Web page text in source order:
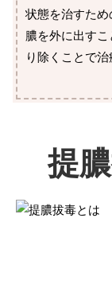
状態を治すため
膿を外に出す
り除くことで治
提